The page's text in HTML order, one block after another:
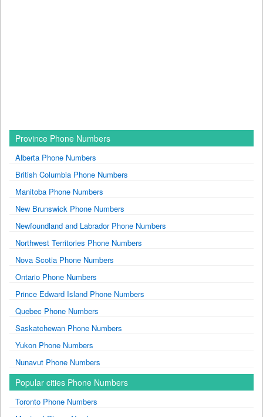
Province Phone Numbers
Alberta Phone Numbers
British Columbia Phone Numbers
Manitoba Phone Numbers
New Brunswick Phone Numbers
Newfoundland and Labrador Phone Numbers
Northwest Territories Phone Numbers
Nova Scotia Phone Numbers
Ontario Phone Numbers
Prince Edward Island Phone Numbers
Quebec Phone Numbers
Saskatchewan Phone Numbers
Yukon Phone Numbers
Nunavut Phone Numbers
Popular cities Phone Numbers
Toronto Phone Numbers